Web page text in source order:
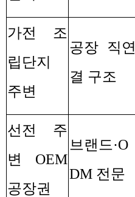
가전 조
립단지
주변
공장 직연
결 구조
선전 주
변
OEM
공장권
브랜드·O
DM 전문